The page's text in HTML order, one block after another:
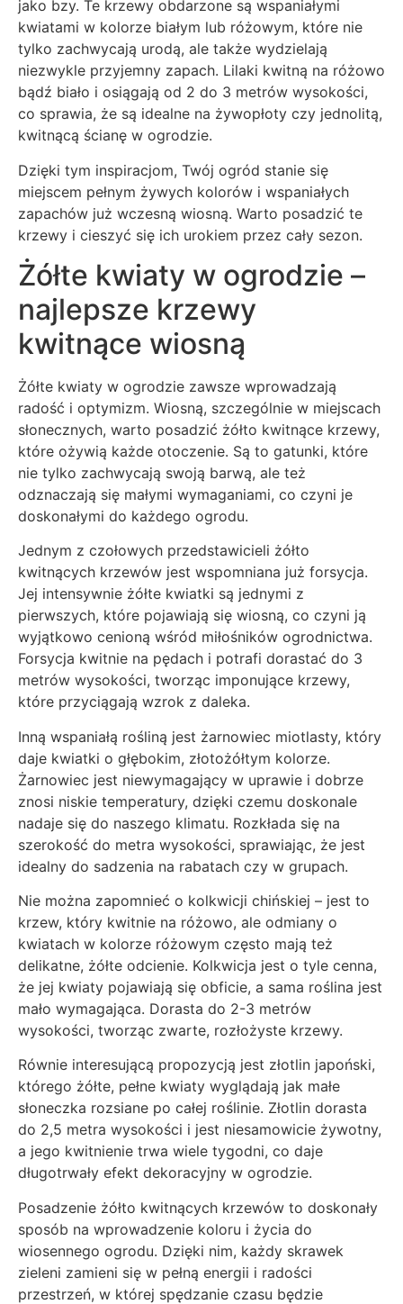
jako bzy. Te krzewy obdarzone są wspaniałymi
kwiatami w kolorze białym lub różowym, które nie
tylko zachwycają urodą, ale także wydzielają
niezwykle przyjemny zapach. Lilaki kwitną na różowo
bądź biało i osiągają od 2 do 3 metrów wysokości,
co sprawia, że są idealne na żywopłoty czy jednolitą,
kwitnącą ścianę w ogrodzie.
Dzięki tym inspiracjom, Twój ogród stanie się
miejscem pełnym żywych kolorów i wspaniałych
zapachów już wczesną wiosną. Warto posadzić te
krzewy i cieszyć się ich urokiem przez cały sezon.
Żółte kwiaty w ogrodzie –
najlepsze krzewy
kwitnące wiosną
Żółte kwiaty w ogrodzie zawsze wprowadzają
radość i optymizm. Wiosną, szczególnie w miejscach
słonecznych, warto posadzić żółto kwitnące krzewy,
które ożywią każde otoczenie. Są to gatunki, które
nie tylko zachwycają swoją barwą, ale też
odznaczają się małymi wymaganiami, co czyni je
doskonałymi do każdego ogrodu.
Jednym z czołowych przedstawicieli żółto
kwitnących krzewów jest wspomniana już forsycja.
Jej intensywnie żółte kwiatki są jednymi z
pierwszych, które pojawiają się wiosną, co czyni ją
wyjątkowo cenioną wśród miłośników ogrodnictwa.
Forsycja kwitnie na pędach i potrafi dorastać do 3
metrów wysokości, tworząc imponujące krzewy,
które przyciągają wzrok z daleka.
Inną wspaniałą rośliną jest żarnowiec miotlasty, który
daje kwiatki o głębokim, złotożółtym kolorze.
Żarnowiec jest niewymagający w uprawie i dobrze
znosi niskie temperatury, dzięki czemu doskonale
nadaje się do naszego klimatu. Rozkłada się na
szerokość do metra wysokości, sprawiając, że jest
idealny do sadzenia na rabatach czy w grupach.
Nie można zapomnieć o kolkwicji chińskiej – jest to
krzew, który kwitnie na różowo, ale odmiany o
kwiatach w kolorze różowym często mają też
delikatne, żółte odcienie. Kolkwicja jest o tyle cenna,
że jej kwiaty pojawiają się obficie, a sama roślina jest
mało wymagająca. Dorasta do 2-3 metrów
wysokości, tworząc zwarte, rozłożyste krzewy.
Równie interesującą propozycją jest złotlin japoński,
którego żółte, pełne kwiaty wyglądają jak małe
słoneczka rozsiane po całej roślinie. Złotlin dorasta
do 2,5 metra wysokości i jest niesamowicie żywotny,
a jego kwitnienie trwa wiele tygodni, co daje
długotrwały efekt dekoracyjny w ogrodzie.
Posadzenie żółto kwitnących krzewów to doskonały
sposób na wprowadzenie koloru i życia do
wiosennego ogrodu. Dzięki nim, każdy skrawek
zieleni zamieni się w pełną energii i radości
przestrzeń, w której spędzanie czasu będzie